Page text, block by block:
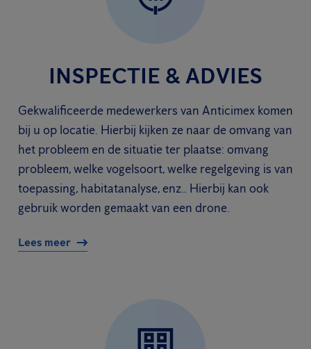
INSPECTIE & ADVIES
Gekwalificeerde medewerkers van Anticimex komen
bij u op locatie. Hierbij kijken ze naar de omvang van
het probleem en de situatie ter plaatse: omvang
probleem, welke vogelsoort, welke regelgeving is van
toepassing, habitatanalyse, enz.. Hierbij kan ook
gebruik worden gemaakt van een drone.
Lees meer